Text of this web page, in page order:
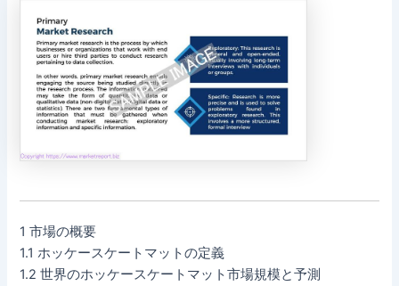
1 市場の概要
1.1 ホッケースケートマットの定義
1.2 世界のホッケースケートマット市場規模と予測